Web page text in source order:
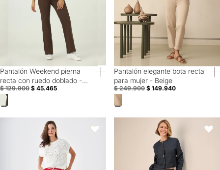
Special Prices
Pantalón Weekend pierna
recta con ruedo doblado -
Café
$ 129.900 $ 45.465
40% Off
Pantalón elegante bota recta
para mujer - Beige
$ 249.900 $ 149.940
Pantalón elegante para mujer - Rojo
Favoritos
Pantalón Tiro Alto Azul Turco